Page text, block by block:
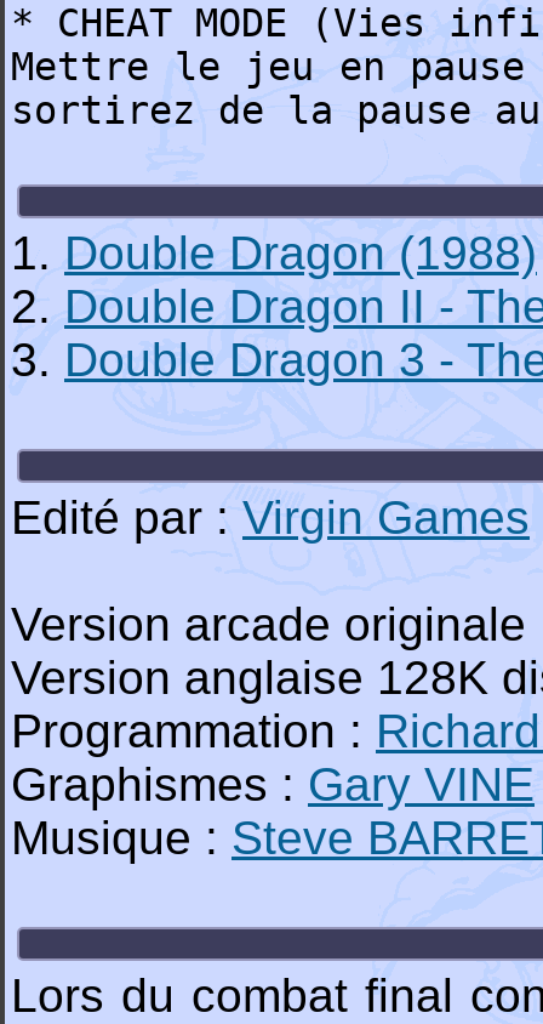
* CHEAT MODE (Vies
Mettre le jeu en pause
sortirez de la pause
1. Double Dragon (1988)
2. Double Dragon II -
3. Double Dragon 3 -
Edité par : Virgin Games
Version arcade
Version anglaise 128K
Programmation :
Graphismes : Gary VINE
Musique : Steve
Lors du combat final